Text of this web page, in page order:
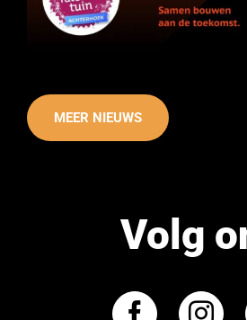
MEER NIEUWS
Volg